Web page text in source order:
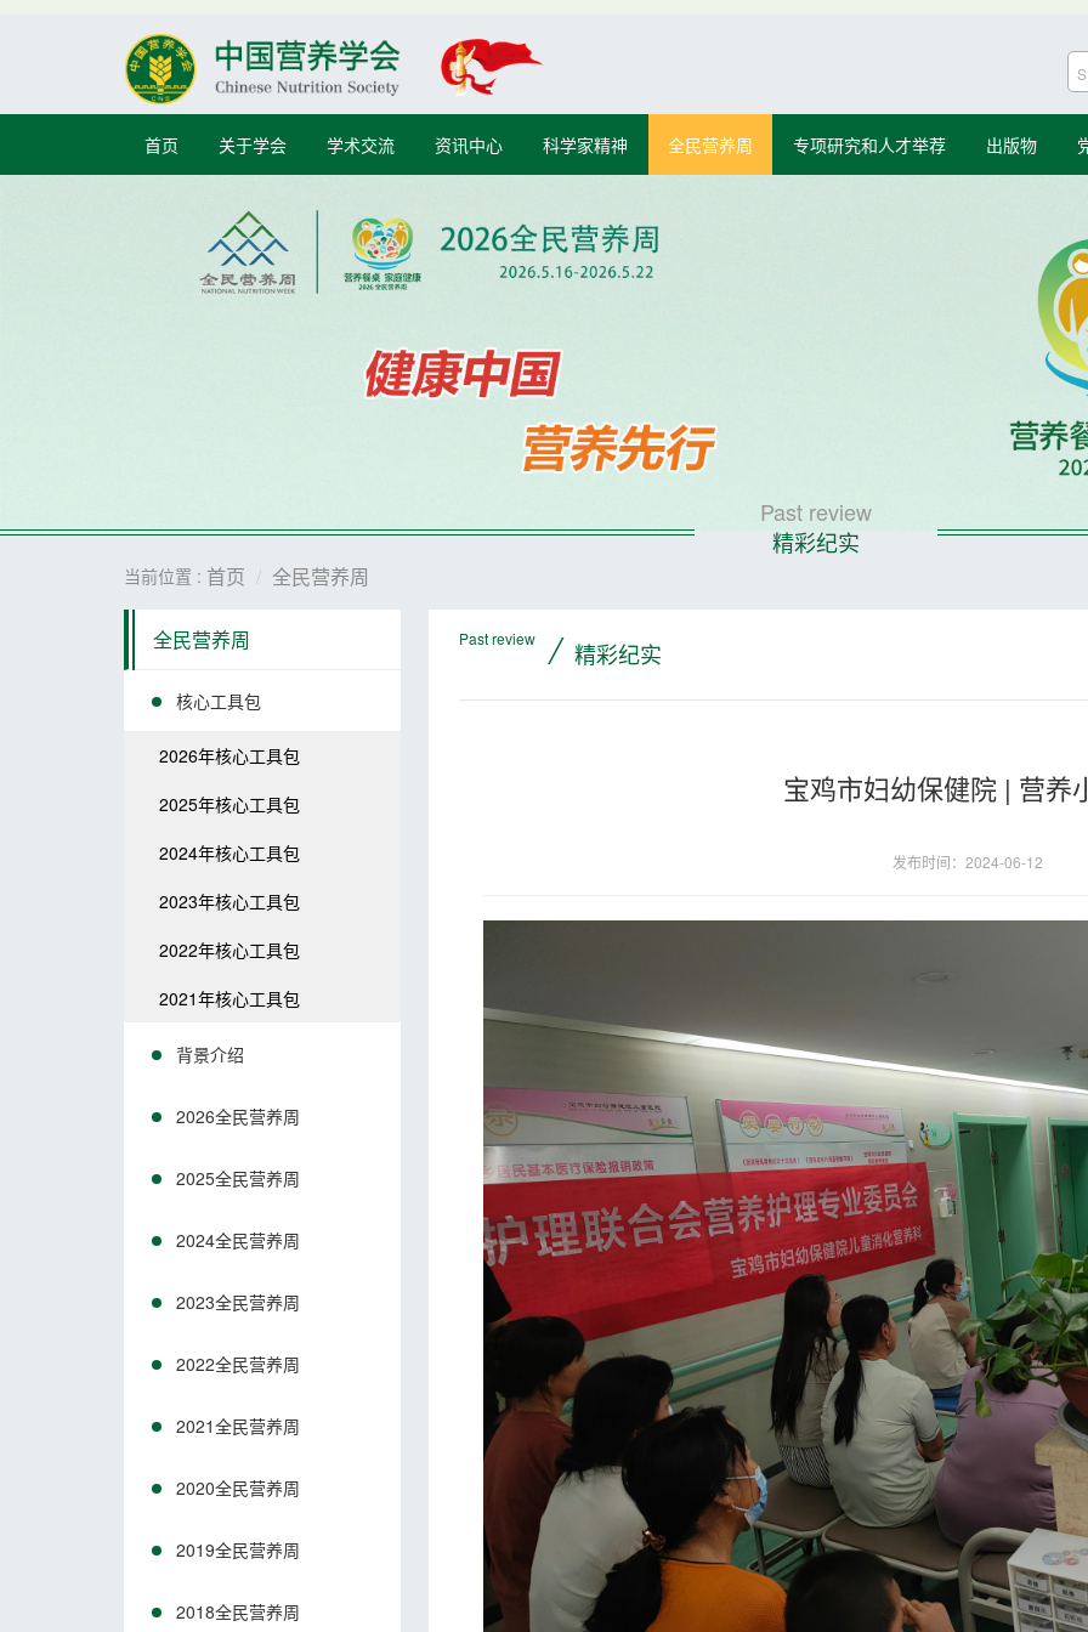
首页 关于学会 学术交流 资讯中心 科学家精神 全民营养周 专项研究和人才举荐 出版物
Past review
精彩纪实
当前位置 : 首页 全民营养周
全民营养周
核心工具包
2026年核心工具包
2025年核心工具包
2024年核心工具包
2023年核心工具包
2022年核心工具包
2021年核心工具包
背景介绍
2026全民营养周
2025全民营养周
2024全民营养周
2023全民营养周
2022全民营养周
2021全民营养周
2020全民营养周
2019全民营养周
2018全民营养周
Past review / 精彩纪实
宝鸡市妇幼保健院 | 营养
发布时间：2024-06-12